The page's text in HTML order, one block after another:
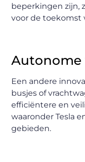
beperkingen zijn,
voor de toekomst
Een andere
busjes of
efficiëntere en
waaronder Tesla
gebieden.